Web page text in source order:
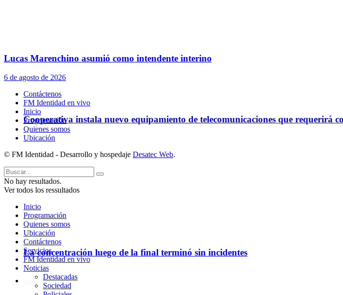
Cooperativa instala nuevo equipamiento de telecomunicaciones que requerirá
La concentración luego de la final terminó sin incidentes
Policiales
Lucas Marenchino asumió como intendente interino
6 de agosto de 2026
Contáctenos
FM Identidad en vivo
Inicio
Programación
Quienes somos
Ubicación
© FM Identidad - Desarrollo y hospedaje Desatec Web.
No hay resultados.
Ver todos los ressultados
Inicio
Programación
Quienes somos
Ubicación
Contáctenos
Servicios
FM Identidad en vivo
Noticias
Destacadas
Sociedad